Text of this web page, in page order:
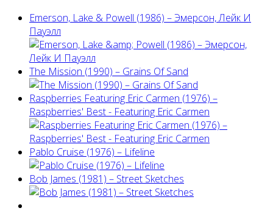
Emerson, Lake & Powell (1986) ‎– Эмерсон, Лейк И
Пауэлл
The Mission (1990) – Grains Of Sand
Raspberries Featuring Eric Carmen (1976) –
Raspberries' Best - Featuring Eric Carmen
Pablo Cruise (1976) – Lifeline
Bob James (1981) – Street Sketches